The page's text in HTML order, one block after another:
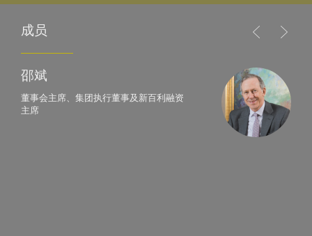
成员
邵斌
董事会主席、集团执行董事及新百利融资
主席